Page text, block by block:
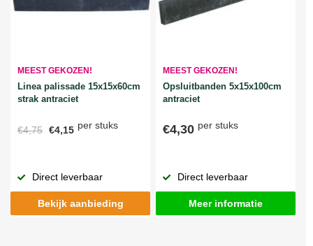
MEEST GEKOZEN!
Linea palissade 15x15x60cm
strak antraciet
€4,75 €4,15 per stuks
Direct leverbaar
Bekijk aanbieding
MEEST GEKOZEN!
Opsluitbanden 5x15x100cm
antraciet
€4,30 per stuks
Direct leverbaar
Meer informatie